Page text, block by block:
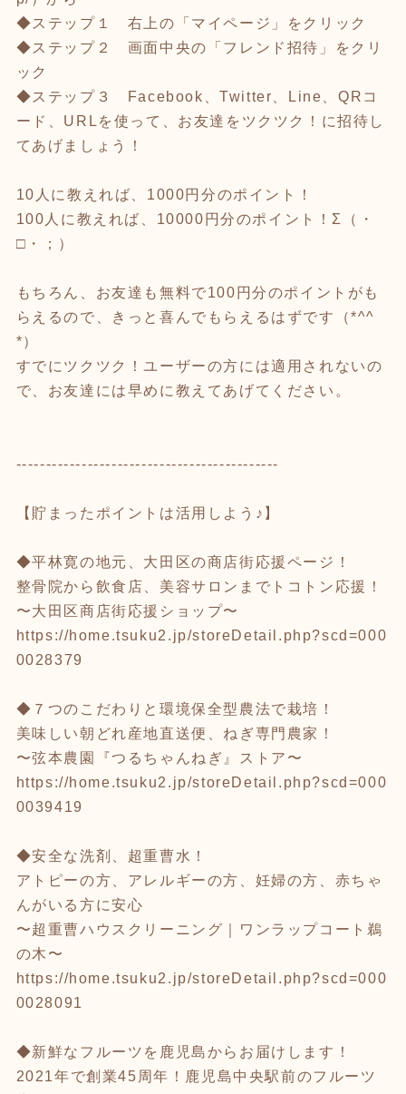
◆ステップ１ 右上の「マイページ」をクリック
◆ステップ２ 画面中央の「フレンド招待」をクリ
ック
◆ステップ３ Facebook、Twitter、Line、QRコ
ード、URLを使って、お友達をツクツク！に招待し
てあげましょう！
10人に教えれば、1000円分のポイント！
100人に教えれば、10000円分のポイント！Σ（・
□・；）
もちろん、お友達も無料で100円分のポイントがも
らえるので、きっと喜んでもらえるはずです（*^^
*）
すでにツクツク！ユーザーの方には適用されないの
で、お友達には早めに教えてあげてください。
--------------------------------------------
【貯まったポイントは活用しよう♪】
◆平林寛の地元、大田区の商店街応援ページ！
整骨院から飲食店、美容サロンまでトコトン応援！
〜大田区商店街応援ショップ〜
https://home.tsuku2.jp/storeDetail.php?scd=000
0028379
◆７つのこだわりと環境保全型農法で栽培！
美味しい朝どれ産地直送便、ねぎ専門農家！
〜弦本農園『つるちゃんねぎ』ストア〜
https://home.tsuku2.jp/storeDetail.php?scd=000
0039419
◆安全な洗剤、超重曹水！
アトピーの方、アレルギーの方、妊婦の方、赤ちゃ
んがいる方に安心
〜超重曹ハウスクリーニング｜ワンラップコート鵜
の木〜
https://home.tsuku2.jp/storeDetail.php?scd=000
0028091
◆新鮮なフルーツを鹿児島からお届けします！
2021年で創業45周年！鹿児島中央駅前のフルーツ